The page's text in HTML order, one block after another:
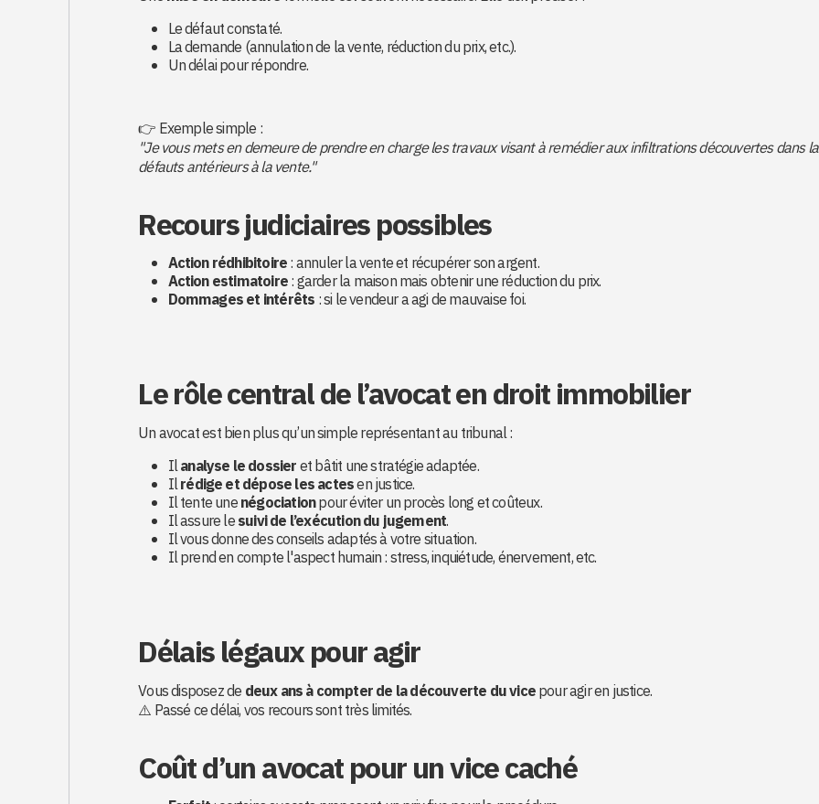
Le défaut constaté.
La demande (annulation de la vente, réduction du prix, etc.).
Un délai pour répondre.
👉 Exemple simple :
"Je vous mets en demeure de prendre en charge les travaux visant à remédier aux infiltrations découvertes dans
défauts antérieurs à la vente."
Recours judiciaires possibles
Action rédhibitoire: annuler la vente et récupérer son argent.
Action estimatoire: garder la maison mais obtenir une réduction du prix.
Dommages et intérêts : si le vendeur a agi de mauvaise foi.
Le rôle central de l’avocat en droit immobilier
Un avocat est bien plus qu’un simple représentant au tribunal :
Ilanalyse le dossieret bâtit une stratégie adaptée.
Ilrédige et dépose les actesen justice.
Il tente unenégociationpour éviter un procès long et coûteux.
Il assure lesuivi de l’exécution du jugement.
Il vous donne des conseils adaptés à votre situation.
Il prend en compte l'aspect humain : stress, inquiétude, énervement, etc.
Délais légaux pour agir
Vous disposez de deux ans à compter de la découverte du vicepour agir en justice.
⚠️ Passé ce délai, vos recours sont très limités.
Coût d’un avocat pour un vice caché